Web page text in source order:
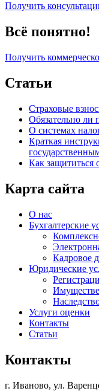
Получить
Всё понятно!
Получить
Статьи
Страховые
Обязательно ли
О системах
Краткая
Как защититься
Карта сайта
О нас
Бухгалтерские
Кадровое
Юридические
Услуги оценки
Контакты
Статьи
Контакты
г. Иваново, ул.